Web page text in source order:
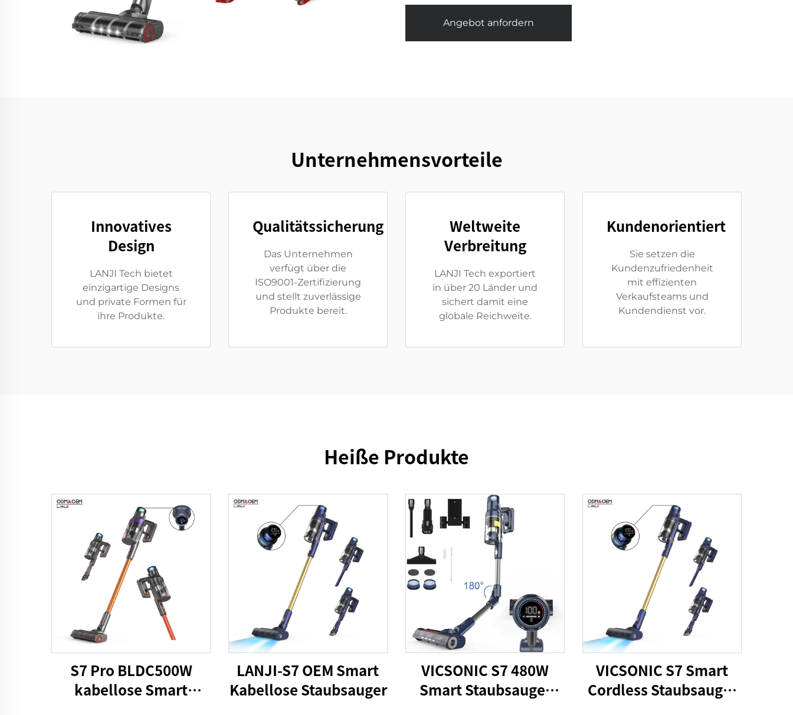
Angebot anfordern
Unternehmensvorteile
Innovatives
Design
LANJI Tech bietet
einzigartige Designs
und private Formen für
ihre Produkte.
Qualitätssicherung
Das Unternehmen
verfügt über die
ISO9001-Zertifizierung
und stellt zuverlässige
Produkte bereit.
Weltweite
Verbreitung
LANJI Tech exportiert
in über 20 Länder und
sichert damit eine
globale Reichweite.
Kundenorientiert
Sie setzen die
Kundenzufriedenheit
mit effizienten
Verkaufsteams und
Kundendienst vor.
Heiße Produkte
S7 Pro BLDC500W
kabellose Smart
LANJI-S7 OEM Smart
Kabellose Staubsauger
VICSONIC S7 480W
Smart Staubsauger
VICSONIC S7 Smart
Cordless Staubsauger